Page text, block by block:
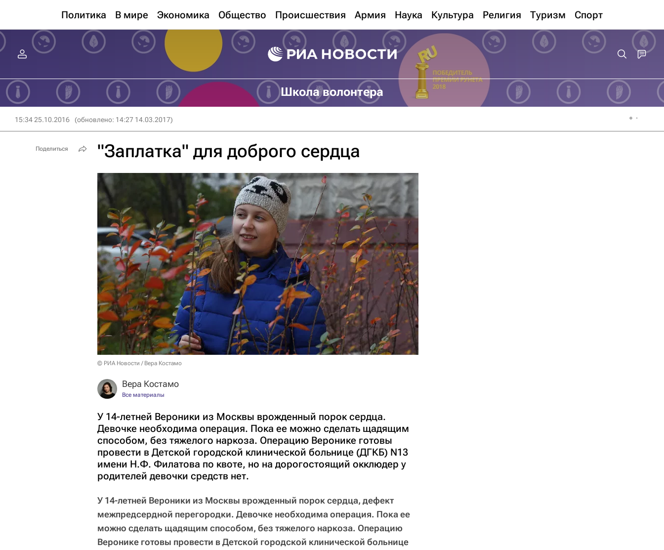
Политика В мире Экономика Общество Происшествия Армия Наука Культура Религия Туризм Спорт
Школа волонтера
15:34 25.10.2016 (обновлено: 14:27 14.03.2017)
"Заплатка" для доброго сердца
© РИА Новости / Вера Костамо
Вера Костамо
Все материалы
У 14-летней Вероники из Москвы врожденный порок сердца.
Девочке необходима операция. Пока ее можно сделать щадящим
способом, без тяжелого наркоза. Операцию Веронике готовы
провести в Детской городской клинической больнице (ДГКБ) N13
имени Н.Ф. Филатова по квоте, но на дорогостоящий окклюдер у
родителей девочки средств нет.
У 14-летней Вероники из Москвы врожденный порок сердца, дефект
межпредсердной перегородки. Девочке необходима операция. Пока ее
можно сделать щадящим способом, без тяжелого наркоза. Операцию
Веронике готовы провести в Детской городской клинической больнице
Поделиться